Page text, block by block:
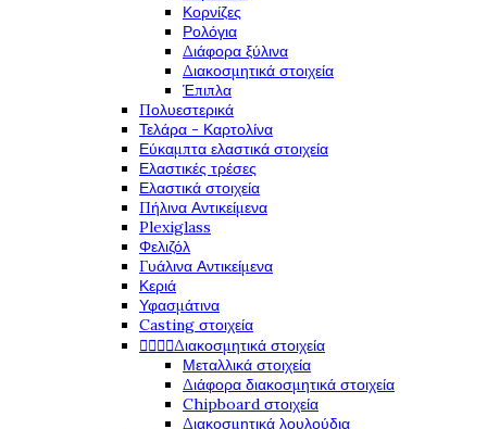
Κορνίζες
Ρολόγια
Διάφορα ξύλινα
Διακοσμητικά στοιχεία
Έπιπλα
Πολυεστερικά
Τελάρα - Καρτολίνα
Εύκαμπτα ελαστικά στοιχεία
Ελαστικές τρέσες
Ελαστικά στοιχεία
Πήλινα Αντικείμενα
Plexiglass
Φελιζόλ
Γυάλινα Αντικείμενα
Κεριά
Υφασμάτινα
Casting στοιχεία
Διακοσμητικά στοιχεία
Μεταλλικά στοιχεία
Διάφορα διακοσμητικά στοιχεία
Chipboard στοιχεία
Διακοσμητικά λουλούδια